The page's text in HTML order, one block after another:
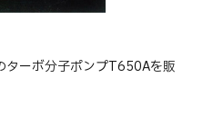
ターボ分子ポンプT650Aを販